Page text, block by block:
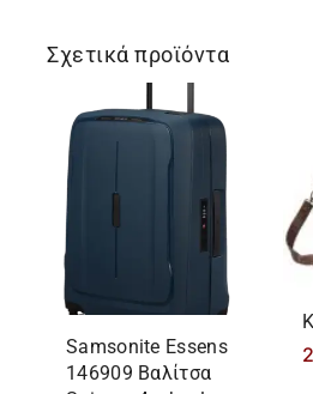
Σχετικά προϊόντα
Samsonite Essens
146909 Βαλίτσα